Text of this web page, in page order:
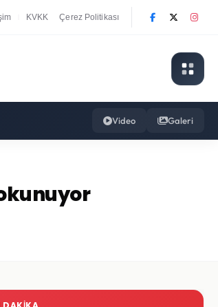
KVKK Çerez Politikası
Video Galeri